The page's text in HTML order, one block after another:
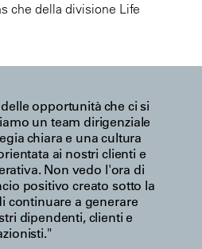
che della divisione Life
opportunità che ci si
un team dirigenziale
chiara e una cultura
ai nostri clienti e
Non vedo l'ora di
positivo creato sotto la
continuare a generare
dipendenti, clienti e